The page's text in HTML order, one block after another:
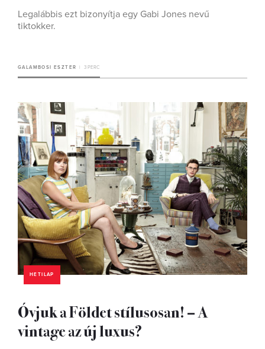
Legalábbis ezt bizonyítja egy Gabi Jones nevű
tiktokker.
GALAMBOSI ESZTER 3 PERC
HETILAP
Óvjuk a Földet stílusosan! – A
vintage az új luxus?